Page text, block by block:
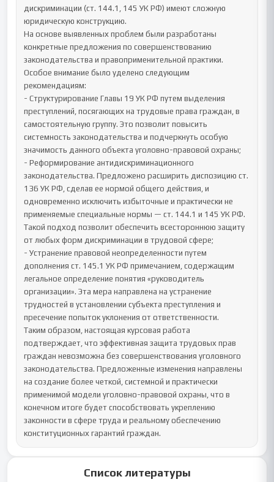
дискриминации (ст. 144.1, 145 УК РФ) имеют сложную
юридическую конструкцию.
На основе выявленных проблем были разработаны
конкретные предложения по совершенствованию
законодательства и правоприменительной практики.
Особое внимание было уделено следующим
рекомендациям:
- Структурирование Главы 19 УК РФ путем выделения
преступлений, посягающих на трудовые права граждан, в
самостоятельную группу. Это позволит повысить
системность законодательства и подчеркнуть особую
значимость данного объекта уголовно-правовой охраны;
- Реформирование антидискриминационного
законодательства. Предложено расширить диспозицию ст.
136 УК РФ, сделав ее нормой общего действия, и
одновременно исключить избыточные и практически не
применяемые специальные нормы — ст. 144.1 и 145 УК РФ.
Такой подход позволит обеспечить всестороннюю защиту
от любых форм дискриминации в трудовой сфере;
- Устранение правовой неопределенности путем
дополнения ст. 145.1 УК РФ примечанием, содержащим
легальное определение понятия «руководитель
организации». Эта мера направлена на устранение
трудностей в установлении субъекта преступления и
пресечение попыток уклонения от ответственности.
Таким образом, настоящая курсовая работа
подтверждает, что эффективная защита трудовых прав
граждан невозможна без совершенствования уголовного
законодательства. Предложенные изменения направлены
на создание более четкой, системной и практически
применимой модели уголовно-правовой охраны, что в
конечном итоге будет способствовать укреплению
законности в сфере труда и реальному обеспечению
конституционных гарантий граждан.
Список литературы